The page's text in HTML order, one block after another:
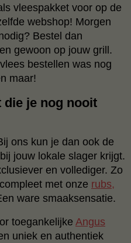
vleespakket voor op de
webshop! Morgen
Bestel dan
gewoon op jouw grill.
bestellen was nog
maar!
die je nog nooit
ons kun je dan ook de
jouw lokale slager krijgt.
en vollediger. Zo
met onze rubs,
ware smaaksensatie.
toegankelijke Angus
uniek en authentiek